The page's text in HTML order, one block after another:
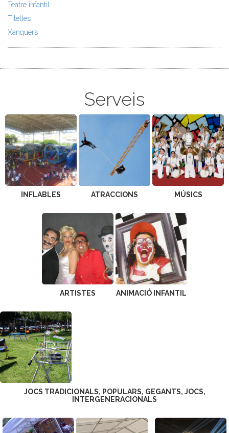
Teatre infantil
Titelles
Xanquers
Serveis
INFLABLES ATRACCIONS MÚSICS
ARTISTES ANIMACIÓ INFANTIL
JOCS TRADICIONALS, POPULARS, GEGANTS, JOCS,
INTERGENERACIONALS